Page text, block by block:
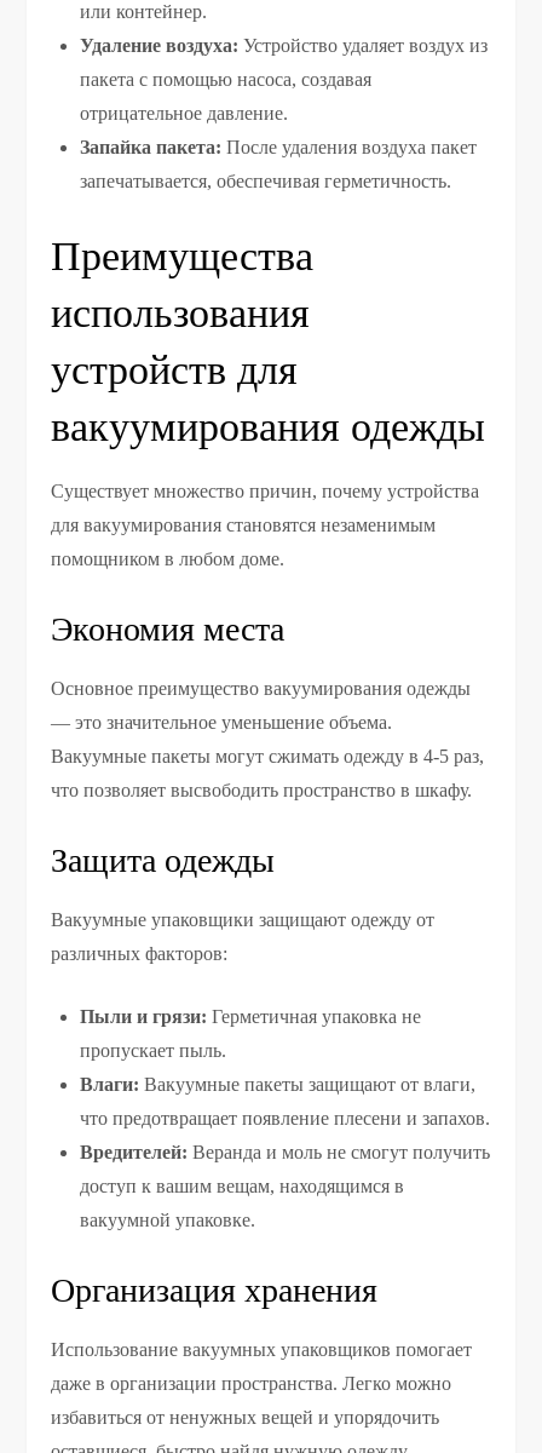
или контейнер.
Удаление воздуха: Устройство удаляет воздух из
пакета с помощью насоса, создавая
отрицательное давление.
Запайка пакета: После удаления воздуха пакет
запечатывается, обеспечивая герметичность.
Преимущества
использования
устройств для
вакуумирования одежды
Существует множество причин, почему устройства
для вакуумирования становятся незаменимым
помощником в любом доме.
Экономия места
Основное преимущество вакуумирования одежды
— это значительное уменьшение объема.
Вакуумные пакеты могут сжимать одежду в 4-5 раз,
что позволяет высвободить пространство в шкафу.
Защита одежды
Вакуумные упаковщики защищают одежду от
различных факторов:
Пыли и грязи: Герметичная упаковка не
пропускает пыль.
Влаги: Вакуумные пакеты защищают от влаги,
что предотвращает появление плесени и запахов.
Вредителей: Веранда и моль не смогут получить
доступ к вашим вещам, находящимся в
вакуумной упаковке.
Организация хранения
Использование вакуумных упаковщиков помогает
даже в организации пространства. Легко можно
избавиться от ненужных вещей и упорядочить